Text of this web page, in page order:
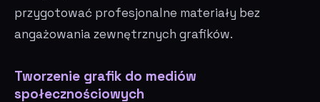
przygotować profesjonalne materiały bez
angażowania zewnętrznych grafików.
Tworzenie grafik do mediów
społecznościowych